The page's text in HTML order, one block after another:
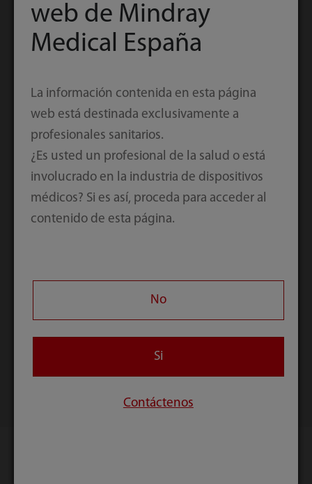
Productos
relacionados
web de Mindray
Medical España
La información contenida en esta página
web está destinada exclusivamente a
profesionales sanitarios.
¿Es usted un profesional de la salud o está
involucrado en la industria de dispositivos
médicos? Si es así, proceda para acceder al
contenido de esta página.
No
Si
Contáctenos